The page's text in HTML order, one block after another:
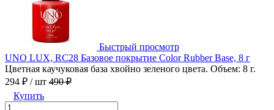
Быстрый просмотр
UNO LUX, RC28 Базовое покрытие Color Rubber Base, 8 г
Цветная каучуковая база хвойно зеленого цвета. Объем: 8 г.
294 ₽ / шт 490 ₽
Купить